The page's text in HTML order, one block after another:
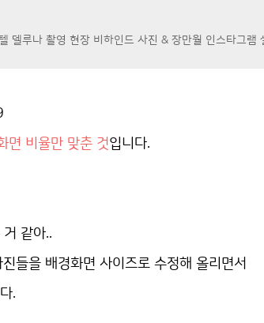
델루나 촬영 현장 비하인드 사진 & 장만월 인스타그램
비율만 맞춘 것입니다.
같아..
들을 배경화면 사이즈로 수정해 올리면서
.